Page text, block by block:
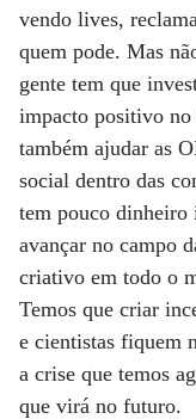
vendo lives,
quem pode. Mas
gente tem que
impacto positivo no
também ajudar as
social dentro das
tem pouco dinheiro
avançar no campo
criativo em todo o
Temos que criar
e cientistas fiquem
a crise que temos
que virá no futuro.